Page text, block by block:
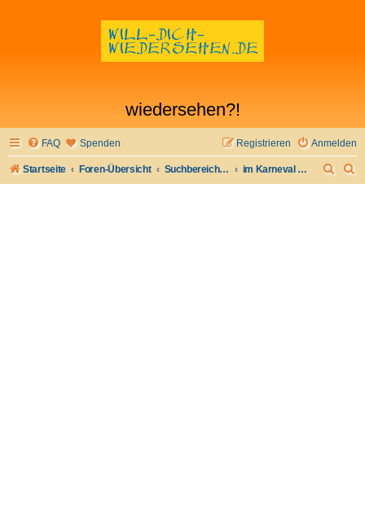
wiedersehen?!
FAQ Spenden Anmelden
Registrieren
Startseite Foren-Übersicht Suchbereich Ia - besondere Gelegenheiten im Karneval der Karnevalsflirt